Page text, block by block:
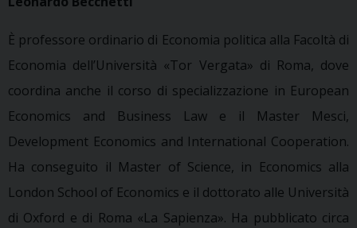
È professore ordinario di Economia politica alla Facoltà di
Economia dell’Università «Tor Vergata» di Roma, dove
coordina anche il corso di specializzazione in European
Economics and Business Law e il Master Mesci,
Development Economics and International Cooperation.
Ha conseguito il Master of Science, in Economics alla
London School of Economics e il dottorato alle Università
di Oxford e di Roma «La Sapienza». Ha pubblicato circa